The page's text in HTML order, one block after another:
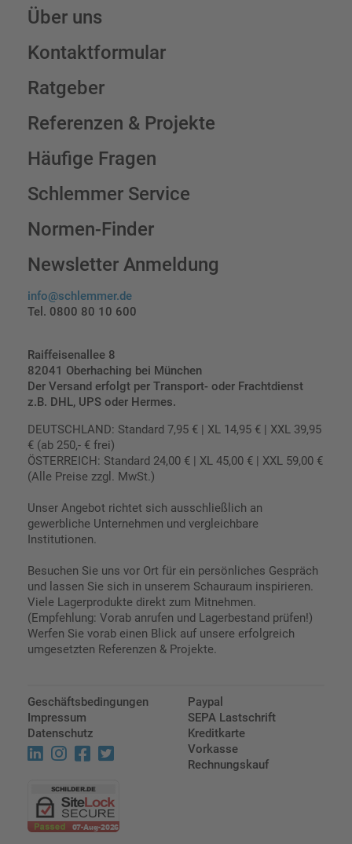
Über uns
Kontaktformular
Ratgeber
Referenzen & Projekte
Häufige Fragen
Schlemmer Service
Normen-Finder
Newsletter Anmeldung
info@schlemmer.de
Tel. 0800 80 10 600
Raiffeisenallee 8
82041 Oberhaching bei München
Der Versand erfolgt per Transport- oder Frachtdienst
z.B. DHL, UPS oder Hermes.
DEUTSCHLAND: Standard 7,95 € | XL 14,95 € | XXL 39,95
€ (ab 250,- € frei)
ÖSTERREICH: Standard 24,00 € | XL 45,00 € | XXL 59,00 €
(Alle Preise zzgl. MwSt.)
Unser Angebot richtet sich ausschließlich an
gewerbliche Unternehmen und vergleichbare
Institutionen.
Besuchen Sie uns vor Ort für ein persönliches Gespräch
und lassen Sie sich in unserem Schauraum inspirieren.
Viele Lagerprodukte direkt zum Mitnehmen.
(Empfehlung: Vorab anrufen und Lagerbestand prüfen!)
Werfen Sie vorab einen Blick auf unsere erfolgreich
umgesetzten Referenzen & Projekte.
Geschäftsbedingungen
Impressum
Datenschutz
Paypal
SEPA Lastschrift
Kreditkarte
Vorkasse
Rechnungskauf